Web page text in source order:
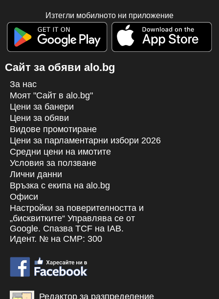
Изтегли мобилното ни приложение
Сайт за обяви alo.bg
За нас
Моят "Сайт в alo.bg"
Цени за банери
Цени за обяви
Видове промотиране
Цени за парламентарни избори 2026
Средни цени на имотите
Условия за ползване
Лични данни
Връзка с екипa на alo.bg
Офиси
Настройки за поверителността и
„бисквитките“ Управлява се от
Google. Спазва TCF на IAB.
Идент. № на CMP: 300
Редактор за разпределение